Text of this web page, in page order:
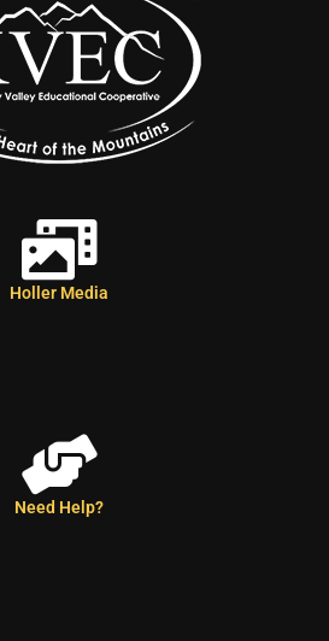
Holler Media
Need Help?